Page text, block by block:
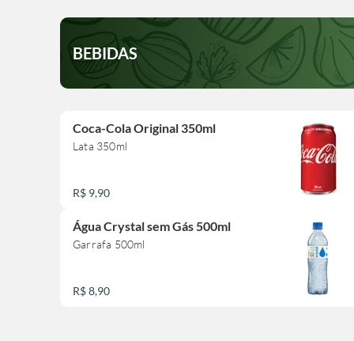
BEBIDAS
Coca-Cola Original 350ml
Lata 350ml
R$ 9,90
Água Crystal sem Gás 500ml
Garrafa 500ml
R$ 8,90